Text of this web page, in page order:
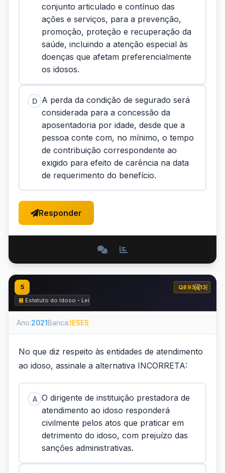
conjunto articulado e contínuo das
ações e serviços, para a prevenção,
promoção, proteção e recuperação da
saúde, incluindo a atenção especial às
doenças que afetam preferencialmente
os idosos.
D A perda da condição de segurado será
considerada para a concessão da
aposentadoria por idade, desde que a
pessoa conte com, no mínimo, o tempo
de contribuição correspondente ao
exigido para efeito de carência na data
de requerimento do benefício.
Responder
5
Q893413
Estatuto do Idoso - Lei nº 10.741 de 2003
Ano:2021Banca:IESES
No que diz respeito às entidades de atendimento
ao idoso, assinale a alternativa INCORRETA:
A O dirigente de instituição prestadora de
atendimento ao idoso responderá
civilmente pelos atos que praticar em
detrimento do idoso, com prejuízo das
sanções administrativas.